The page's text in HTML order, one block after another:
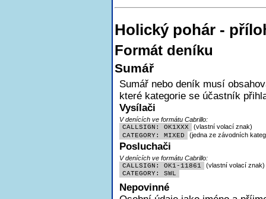
Holický pohár -
Formát deníku
Sumář
Sumář nebo deník musí
které kategorie se účastník
Vysílači
V denících ve formátu Cabrillo:
CALLSIGN: OK1XXX
(vlastní volací znak)
CATEGORY: MIXED
(jedna ze závodních
Posluchači
V denících ve formátu Cabrillo:
CALLSIGN: OK1-11861
(vlastní volací znak)
CATEGORY: SWL
Nepovinné